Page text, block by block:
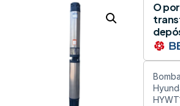
O por